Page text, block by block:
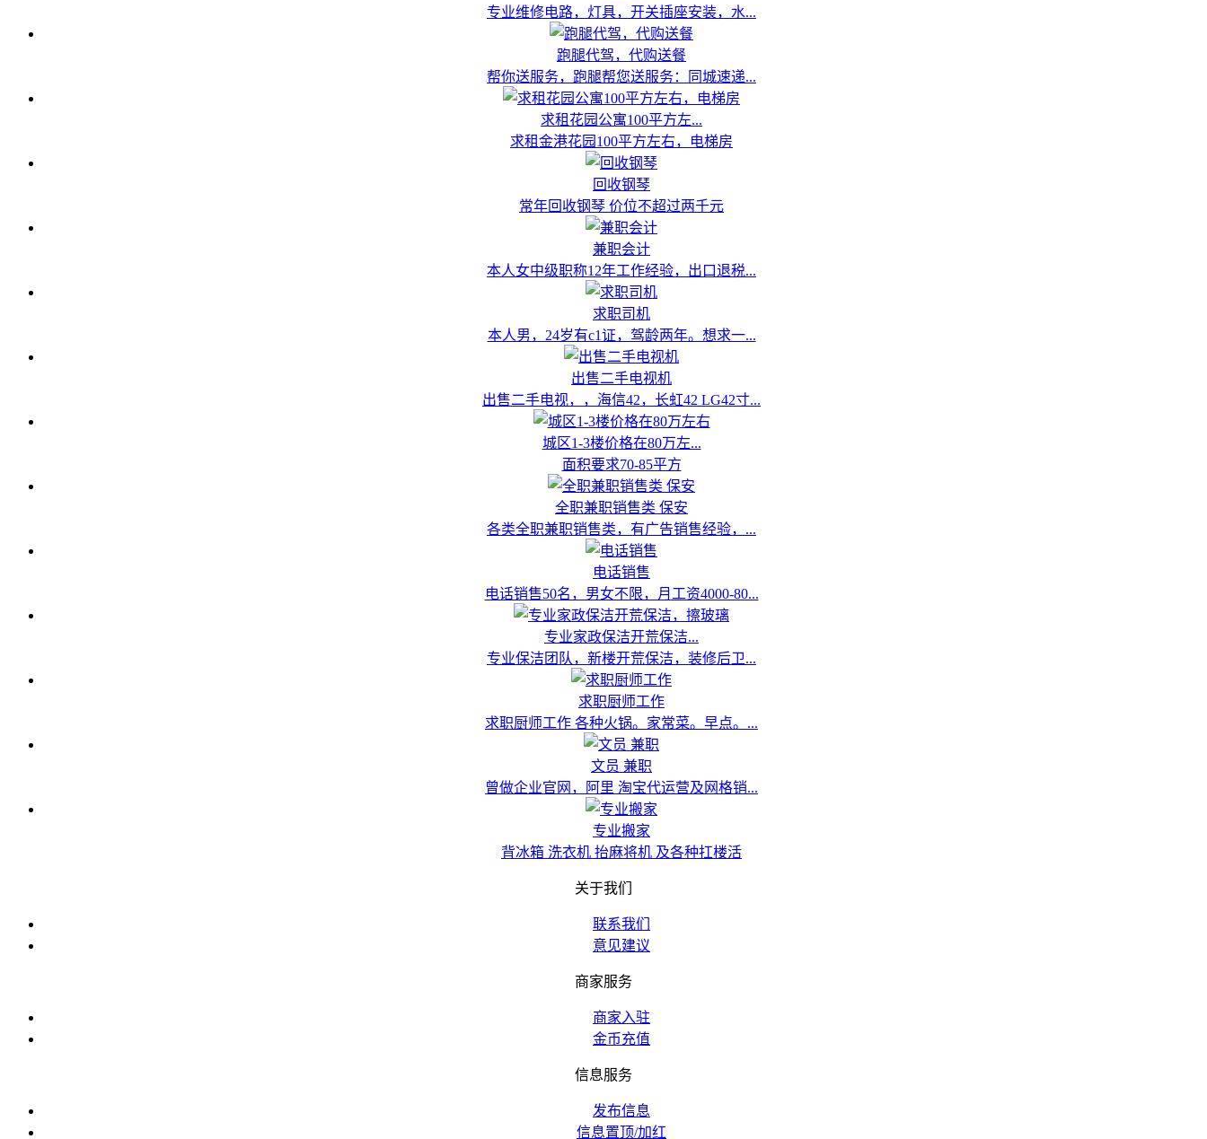
专业维修电路，灯具，开关插座安装，水...
跑腿代驾，代购送餐
帮你送服务，跑腿帮您送服务：同城速递...
求租花园公寓100平方左...
求租金港花园100平方左右，电梯房
回收钢琴
常年回收钢琴 价位不超过两千元
兼职会计
本人女中级职称12年工作经验，出口退税...
求职司机
本人男，24岁有c1证，驾龄两年。想求一...
出售二手电视机
出售二手电视，，海信42，长虹42 LG42寸...
城区1-3楼价格在80万左...
面积要求70-85平方
全职兼职销售类 保安
各类全职兼职销售类，有广告销售经验，...
电话销售
电话销售50名，男女不限，月工资4000-80...
专业家政保洁开荒保洁...
专业保洁团队，新楼开荒保洁，装修后卫...
求职厨师工作
求职厨师工作 各种火锅。家常菜。早点。...
文员 兼职
曾做企业官网，阿里 淘宝代运营及网格销...
专业搬家
背冰箱 洗衣机 抬麻将机 及各种扛楼活
关于我们
联系我们
意见建议
商家服务
商家入驻
金币充值
信息服务
发布信息
信息置顶/加红